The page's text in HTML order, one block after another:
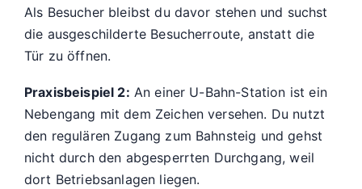
Als Besucher bleibst du davor stehen und suchst
die ausgeschilderte Besucherroute, anstatt die
Tür zu öffnen.
Praxisbeispiel 2: An einer U-Bahn-Station ist ein
Nebengang mit dem Zeichen versehen. Du nutzt
den regulären Zugang zum Bahnsteig und gehst
nicht durch den abgesperrten Durchgang, weil
dort Betriebsanlagen liegen.